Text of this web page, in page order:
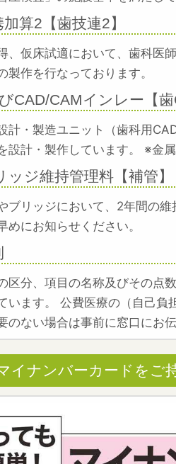
算2【歯技連2】
、仮床試適において、歯科医
製作を行なっております。
CAD/CAMインレー【歯
計・製造ユニット（歯科用
設計・製作しています。 ※金
ジ維持管理料【補管】
ブリッジにおいて、2年間の
めにお知らせください。
区分、項目の名称及びその点
います。 公費医療の（自己負
のない場合は事前に窓口にお伝
イナンバーカードをご